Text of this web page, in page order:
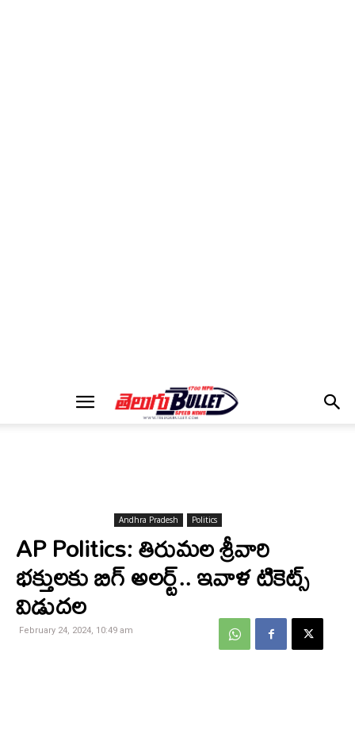
Andhra Pradesh Politics
AP Politics: తిరుమల శ్రీవారి
భక్తులకు బిగ్ అలర్ట్.. ఇవాళ టికెట్స్
విడుదల
February 24, 2024, 10:49 am